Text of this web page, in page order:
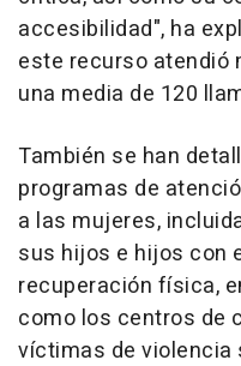
accesibilidad", ha
este recurso atendió
una media de 120
También se han
programas de
a las mujeres,
sus hijos e hijos con
recuperación física,
como los centros de
víctimas de violencia